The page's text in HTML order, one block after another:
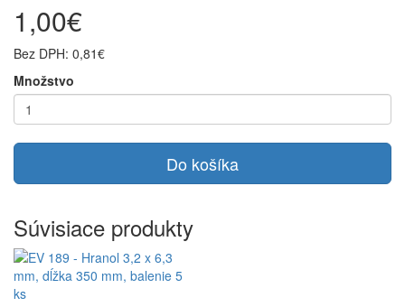
1,00€
Bez DPH: 0,81€
Množstvo
Do košíka
Súvisiace produkty